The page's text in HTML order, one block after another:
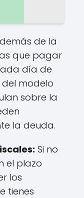
de la
que pagar
día de
modelo
sobre la
la deuda.
Si no
el plazo
los
tienes